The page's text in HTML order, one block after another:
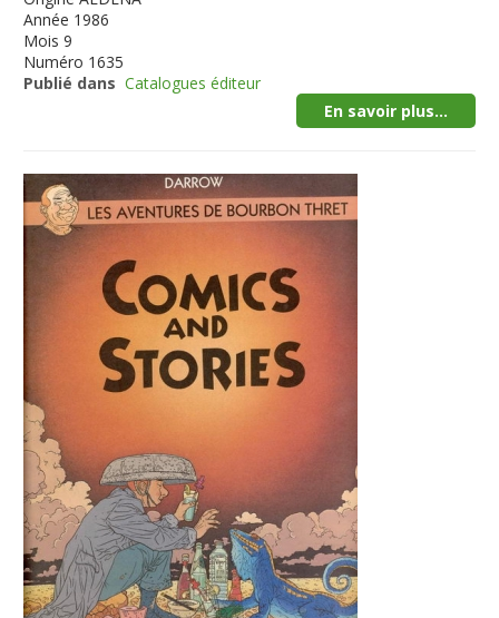
Année 1986
Mois 9
Numéro 1635
Publié dans Catalogues éditeur
En savoir plus...